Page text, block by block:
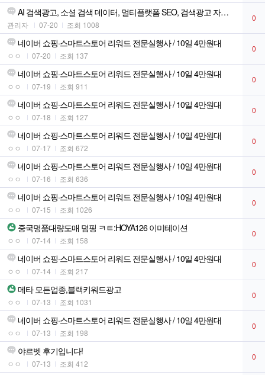
AI 검색광고, 소셜 검색 데이터, 멀티플랫폼 SEO, 검색광고 자동화
관리자 07-20 조회 1008
0
네이버 쇼핑·스마트스토어 리워드 전문실행사 / 10일 4만원대
ㅇㅇ 07-20 조회 137
0
네이버 쇼핑·스마트스토어 리워드 전문실행사 / 10일 4만원대
ㅇㅇ 07-19 조회 911
0
네이버 쇼핑·스마트스토어 리워드 전문실행사 / 10일 4만원대
ㅇㅇ 07-18 조회 127
0
네이버 쇼핑·스마트스토어 리워드 전문실행사 / 10일 4만원대
ㅇㅇ 07-17 조회 672
0
네이버 쇼핑·스마트스토어 리워드 전문실행사 / 10일 4만원대
ㅇㅇ 07-16 조회 636
0
네이버 쇼핑·스마트스토어 리워드 전문실행사 / 10일 4만원대
ㅇㅇ 07-15 조회 1026
0
중국명품대량도매 덤핑 ㅋㅌ:HOYA126 이미테이션
ㅇㅇ 07-14 조회 158
0
네이버 쇼핑·스마트스토어 리워드 전문실행사 / 10일 4만원대
ㅇㅇ 07-14 조회 217
0
메타 모든업종,블랙키워드광고
ㅇㅇ 07-13 조회 1031
0
네이버 쇼핑·스마트스토어 리워드 전문실행사 / 10일 4만원대
ㅇㅇ 07-13 조회 198
0
야르벳 후기입니다!
ㅇㅇ 07-13 조회 412
0